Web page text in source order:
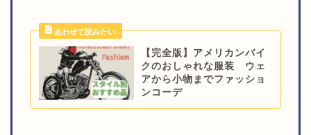
【完全版】アメリカンバイ
クのおしゃれな服装 ウェ
アから小物までファッショ
ンコーデ